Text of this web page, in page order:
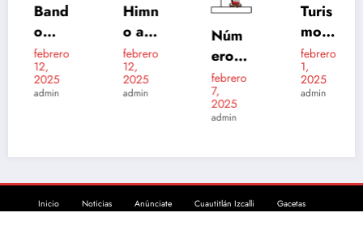
Band
o
muni
cipal
202
febrero
12,
2025
admin
Himn
o a
Cuau
titlán
Izcall
febrero
12,
2025
admin
Núm
eros
de
emer
genci
febrero
7,
2025
admin
Turis
mo
en
Cuau
titlán
febrero
1,
2025
admin
Inicio Noticias Anúnciate Cuautitlán Izcalli
Gacetas